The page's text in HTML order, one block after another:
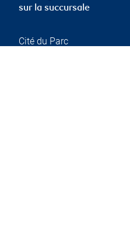
sur la succursale
Cité du Parc